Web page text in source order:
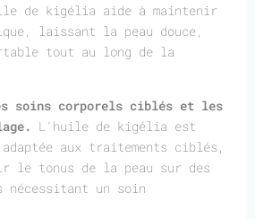
de kigélia aide à maintenir
laissant la peau douce,
tout au long de la
soins corporels ciblés et les
L'huile de kigélia est
aux traitements ciblés,
le tonus de la peau sur des
nécessitant un soin